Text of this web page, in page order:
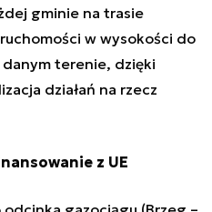
gminie na trasie
w wysokości do
terenie, dzięki
działań na rzecz
z UE